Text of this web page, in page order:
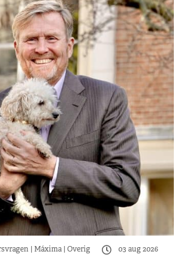
Máxima Overig
03 aug 2026